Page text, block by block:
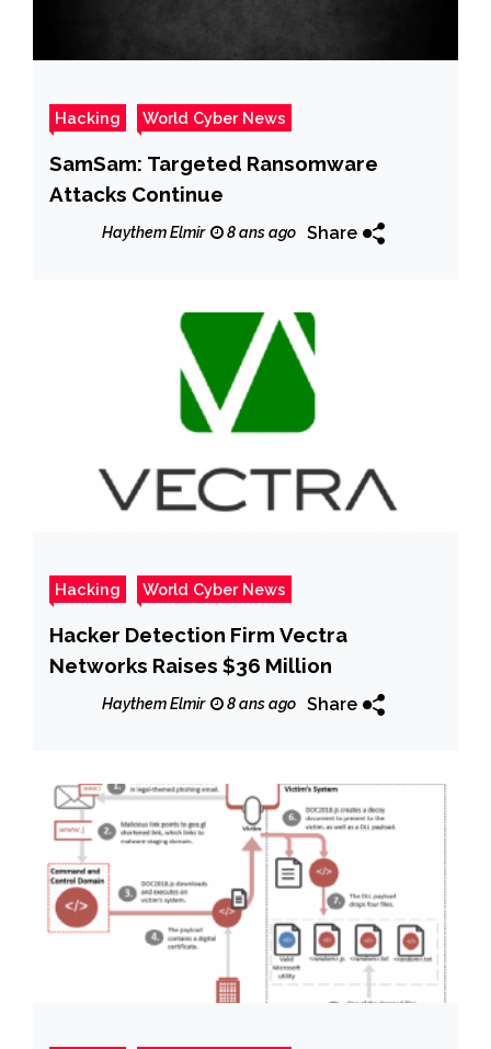
Hacking World Cyber News
SamSam: Targeted Ransomware
Attacks Continue
Haythem Elmir 8 ans ago Share
Hacking World Cyber News
Hacker Detection Firm Vectra
Networks Raises $36 Million
Haythem Elmir 8 ans ago Share